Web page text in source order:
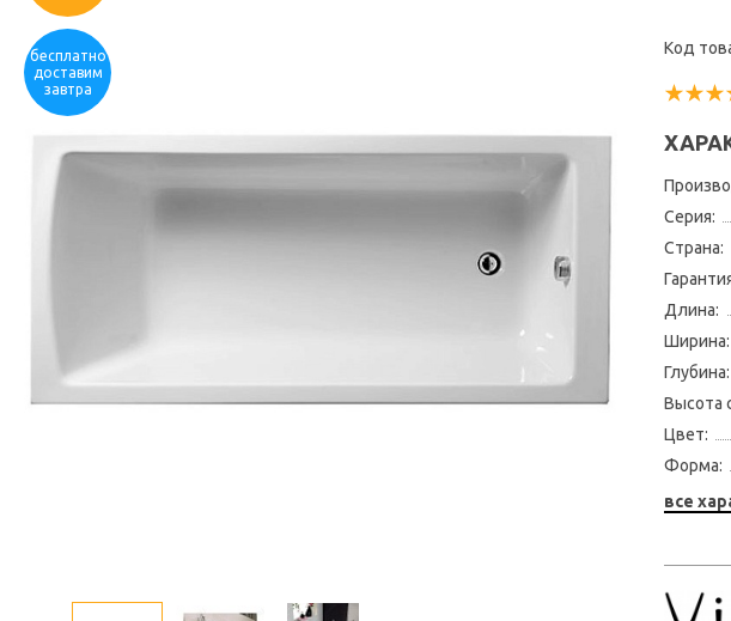
бесплатно
доставим
завтра
Код
Серия:
Страна:
Длина:
Ширина:
Глубина:
Высота
Цвет:
Форма:
все